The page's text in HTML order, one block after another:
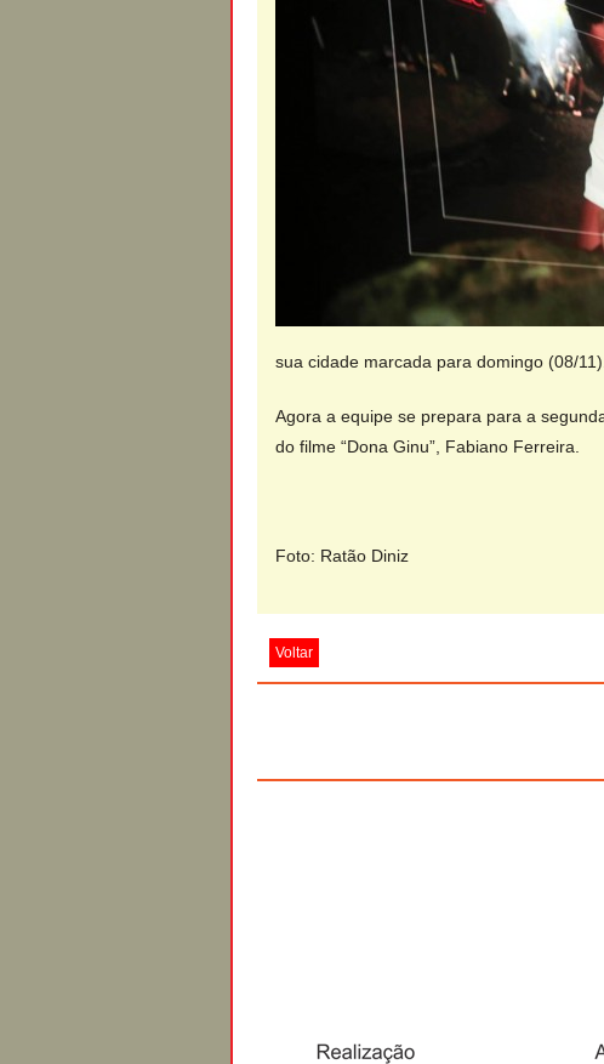
sua cidade marcada para domingo (08/11).
Agora a equipe se prepara para a
do filme “Dona Ginu”, Fabiano Ferreira.
Foto: Ratão Diniz
Voltar